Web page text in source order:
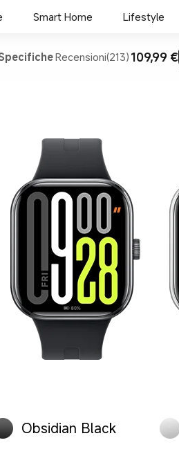
Smart Home Lifestyle
Recensioni(213) 109,99 €
Obsidian Black